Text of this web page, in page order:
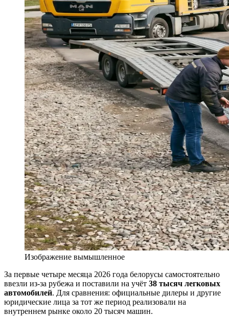
Изображение вымышленное
За первые четыре месяца 2026 года белорусы самостоятельно
ввезли из-за рубежа и поставили на учёт 38 тысяч легковых
автомобилей. Для сравнения: официальные дилеры и другие
юридические лица за тот же период реализовали на
внутреннем рынке около 20 тысяч машин.